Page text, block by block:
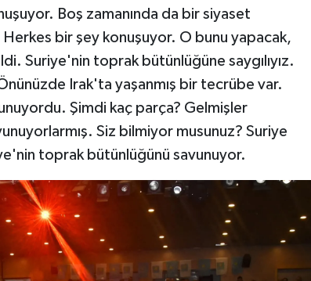
Boş zamanında da bir siyaset
bir şey konuşuyor. O bunu yapacak,
Suriye'nin toprak bütünlüğüne saygılıyız.
Irak'ta yaşanmış bir tecrübe var.
Şimdi kaç parça? Gelmişler
Siz bilmiyor musunuz? Suriye
toprak bütünlüğünü savunuyor.